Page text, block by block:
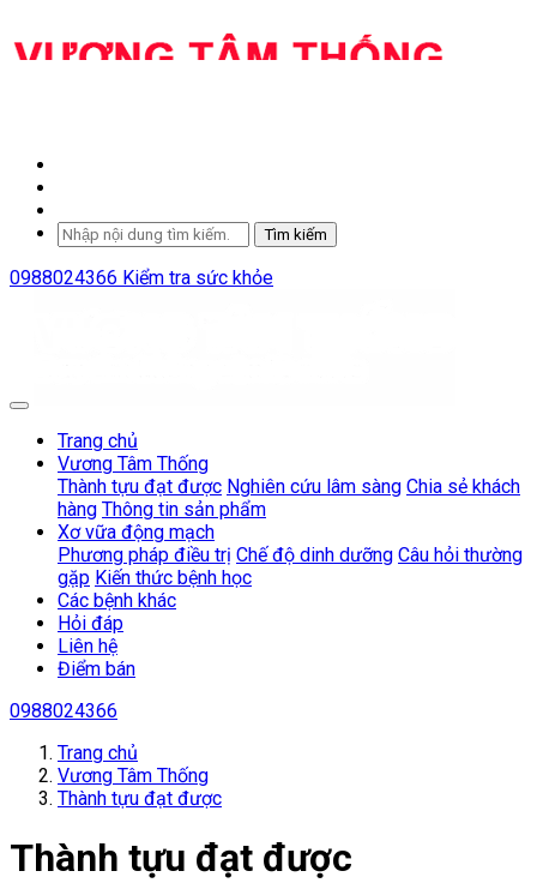
Tìm kiếm
0988024366 Kiểm tra sức khỏe
Trang chủ
Vương Tâm Thống
Thành tựu đạt được Nghiên cứu lâm sàng Chia sẻ khách
hàng Thông tin sản phẩm
Xơ vữa động mạch
Phương pháp điều trị Chế độ dinh dưỡng Câu hỏi thường
gặp Kiến thức bệnh học
Các bệnh khác
Hỏi đáp
Liên hệ
Điểm bán
0988024366
Trang chủ
Vương Tâm Thống
Thành tựu đạt được
Thành tựu đạt được